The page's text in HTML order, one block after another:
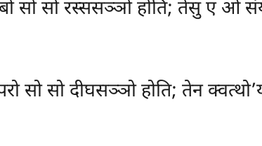
सो सो रस्ससञ्ञो होति; तेसु ए ओ
सो सो दीघसञ्ञो होति; तेन